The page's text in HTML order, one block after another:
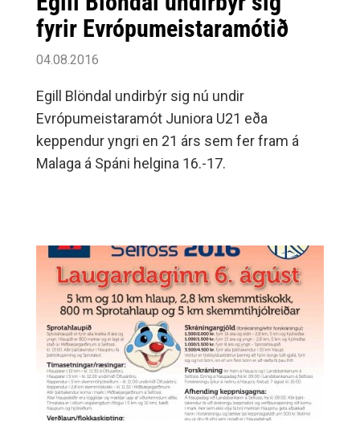
fyrir Evrópumeistaramótið
04.08.2016
Egill Blöndal undirbýr sig nú undir
Evrópumeistaramót Juniora U21 eða
keppendur yngri en 21 árs sem fer fram á
Malaga á Spáni helgina 16.-17.